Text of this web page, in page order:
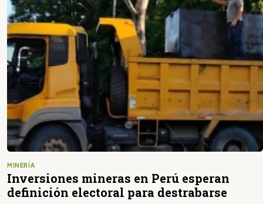
MINERÍA
Inversiones mineras en Perú esperan
definición electoral para destrabarse